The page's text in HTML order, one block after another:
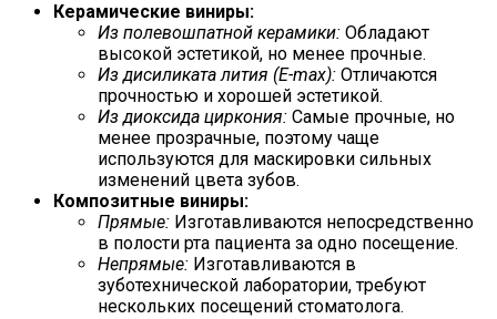
Керамические виниры:
Из полевошпатной керамики: Обладают
высокой эстетикой, но менее прочные.
Из дисиликата лития (E-max): Отличаются
прочностью и хорошей эстетикой.
Из диоксида циркония: Самые прочные, но
менее прозрачные, поэтому чаще
используются для маскировки сильных
изменений цвета зубов.
Композитные виниры:
Прямые: Изготавливаются непосредственно
в полости рта пациента за одно посещение.
Непрямые: Изготавливаются в
зуботехнической лаборатории, требуют
нескольких посещений стоматолога.